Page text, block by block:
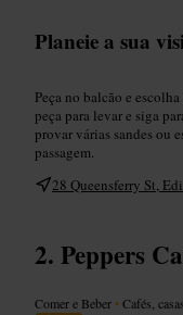
Planeie a sua
Peça no balcão e
peça para levar e siga
provar várias sandes ou
passagem.
28 Queensferry St,
Peppers
Comer e Beber •Cafés,